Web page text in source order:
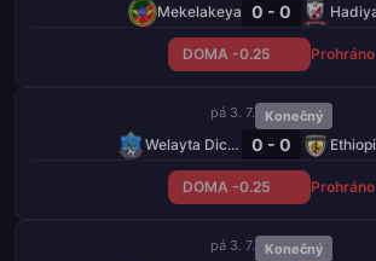
Mekelakeya 0 - 0
DOMA -0.25 Prohráno
pá 3. 7. Konečný
Welayta Dicha 0 - 0
DOMA -0.25 Prohráno
pá 3. 7. Konečný